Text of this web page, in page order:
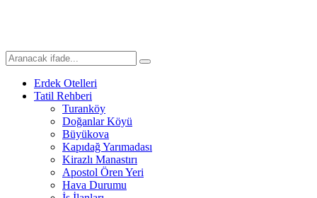
Erdek Otelleri
Tatil Rehberi
Turanköy
Doğanlar Köyü
Büyükova
Kapıdağ Yarımadası
Kirazlı Manastırı
Apostol Ören Yeri
Hava Durumu